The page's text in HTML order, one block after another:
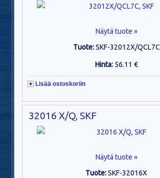
Näytä tuote »
Tuote:SKF-32012X/QCL7C
Hinta: 56.11 €
Lisää ostoskoriin
32016 X/Q, SKF
Näytä tuote »
Tuote:SKF-32016X